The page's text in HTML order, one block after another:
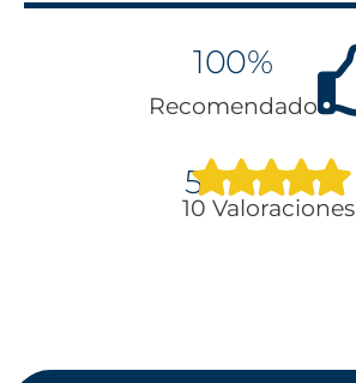
100%
Recomendado
5
10 Valoraciones